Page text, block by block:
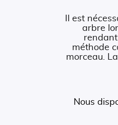
Il est
arbre
méthode
morceau.
Nous